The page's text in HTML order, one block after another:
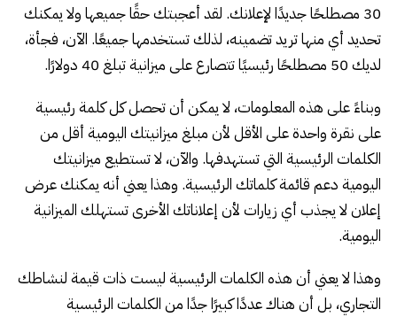
30 مصطلحًا جديدًا لإعلانك. لقد أعجبتك حقًا جميعها ولا يمكنك
تحديد أي منها تريد تضمينه، لذلك تستخدمها جميعًا. الآن، فجأة،
لديك 50 مصطلحًا رئيسيًا تتصارع على ميزانية تبلغ 40 دولارًا.
وبناءً على هذه المعلومات، لا يمكن أن تحصل كل كلمة رئيسية
على نقرة واحدة على الأقل لأن مبلغ ميزانيتك اليومية أقل من
الكلمات الرئيسية التي تستهدفها. والآن، لا تستطيع ميزانيتك
اليومية دعم قائمة كلماتك الرئيسية. وهذا يعني أنه يمكنك عرض
إعلان لا يجذب أي زيارات لأن إعلاناتك الأخرى تستهلك الميزانية
اليومية.
وهذا لا يعني أن هذه الكلمات الرئيسية ليست ذات قيمة لنشاطك
التجاري، بل أن هناك عددًا كبيرًا جدًا من الكلمات الرئيسية